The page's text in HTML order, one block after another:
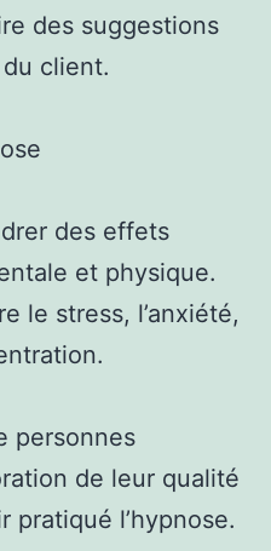
des suggestions
client.
des effets
et physique.
le stress, l’anxiété,
personnes
de leur qualité
pratiqué l’hypnose.